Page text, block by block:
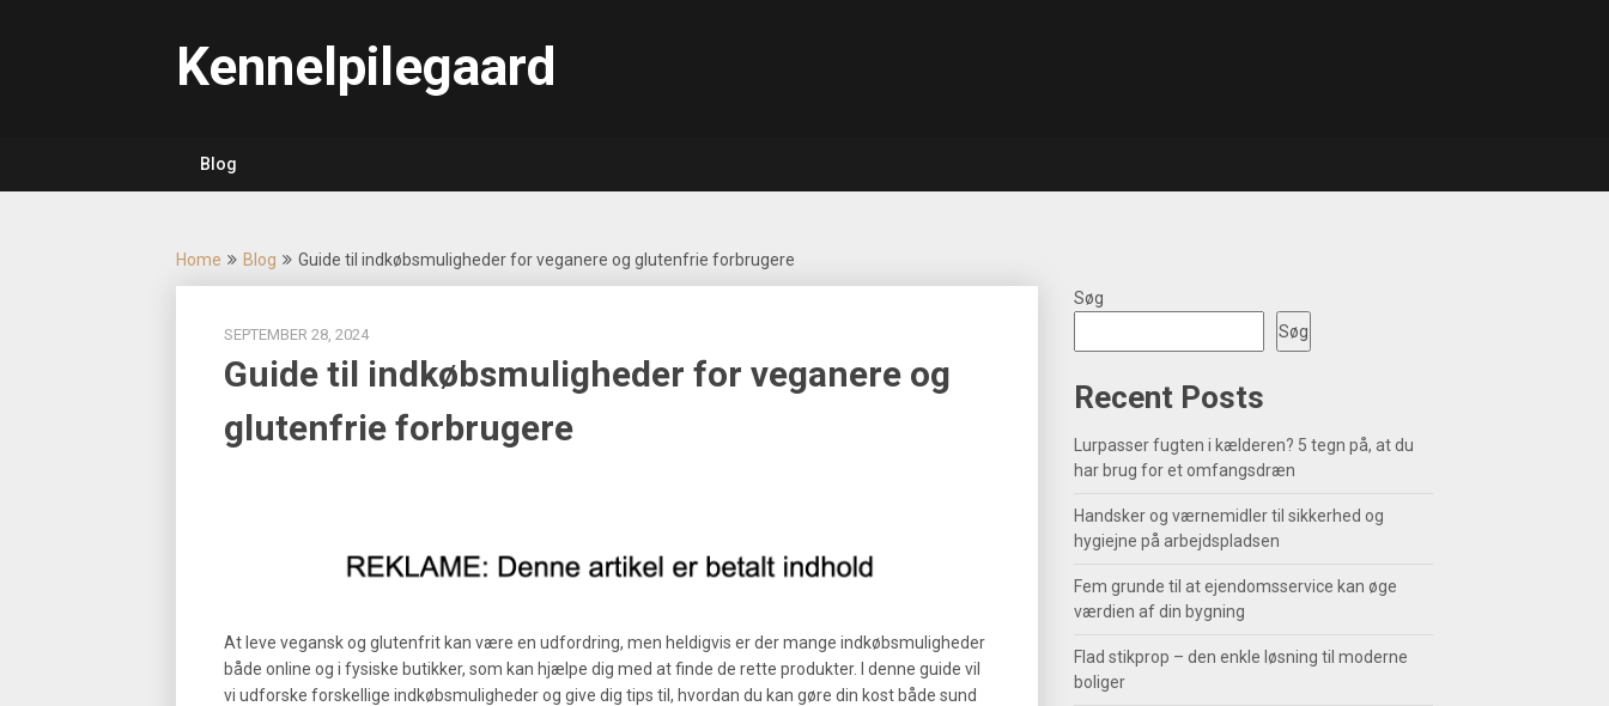
Kennelpilegaarden.dk
Blog
Home Blog Guide til indkøbsmuligheder for veganere og glutenfrie forbrugere
SEPTEMBER 28, 2024
Guide til indkøbsmuligheder for veganere og
glutenfrie forbrugere
At leve vegansk og glutenfrit kan være en udfordring, men heldigvis er der mange indkøbsmuligheder
både online og i fysiske butikker, som kan hjælpe dig med at finde de rette produkter. I denne guide vil
vi udforske forskellige indkøbsmuligheder og give dig tips til, hvordan du kan gøre din kost både sund
Søg
Søg
Recent Posts
Lurpasser fugten i kælderen? 5 tegn på, at du
har brug for et omfangsdræn
Handsker og værnemidler til sikkerhed og
hygiejne på arbejdspladsen
Fem grunde til at ejendomsservice kan øge
værdien af din bygning
Flad stikprop – den enkle løsning til moderne
boliger